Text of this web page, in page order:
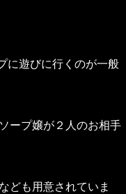
に遊びに行くのが一般
ープ嬢が２人のお相手
ども用意されていま